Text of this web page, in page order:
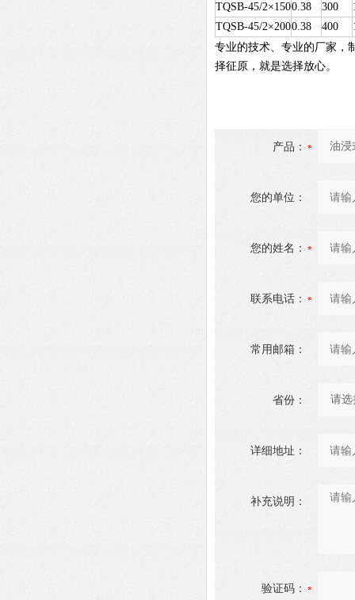
TQSB-45/2×1500.38 300
TQSB-45/2×2000.38 400
专业的技术、专业的厂家，
择征原，就是选择放心。
产品：
您的单位：
您的姓名：
联系电话：
常用邮箱：
省份：
详细地址：
补充说明：
验证码：